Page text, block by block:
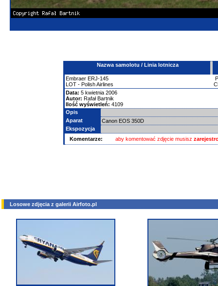
Nazwa samolotu / Linia lotnicza
Embraer ERJ-145
LOT - Polish Airlines
Data: 5 kwietnia 2006
Autor: Rafał Bartnik
Ilość wyświetleń: 4109
Opis
Aparat
Canon EOS 350D
Ekspozycja
Komentarze:
aby komentować zdjęcie musisz
Losowe zdjęcia z galerii Airfoto.pl